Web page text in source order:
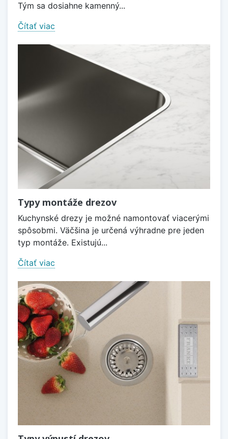
Tým sa dosiahne kamenný...
Čítať viac
Typy montáže drezov
Kuchynské drezy je možné namontovať viacerými
spôsobmi. Väčšina je určená výhradne pre jeden
typ montáže. Existujú...
Čítať viac